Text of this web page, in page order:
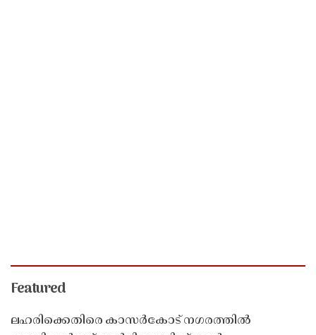
Featured
ലഹരിക്കെതിരെ കാസർകോട് നഗരത്തിൽ